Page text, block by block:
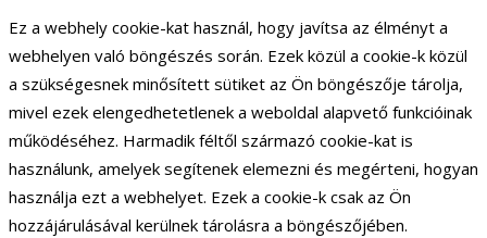
Ez a webhely cookie-kat használ, hogy javítsa az élményt a
webhelyen való böngészés során. Ezek közül a cookie-k közül
a szükségesnek minősített sütiket az Ön böngészője tárolja,
mivel ezek elengedhetetlenek a weboldal alapvető funkcióinak
működéséhez. Harmadik féltől származó cookie-kat is
használunk, amelyek segítenek elemezni és megérteni, hogyan
használja ezt a webhelyet. Ezek a cookie-k csak az Ön
hozzájárulásával kerülnek tárolásra a böngészőjében.